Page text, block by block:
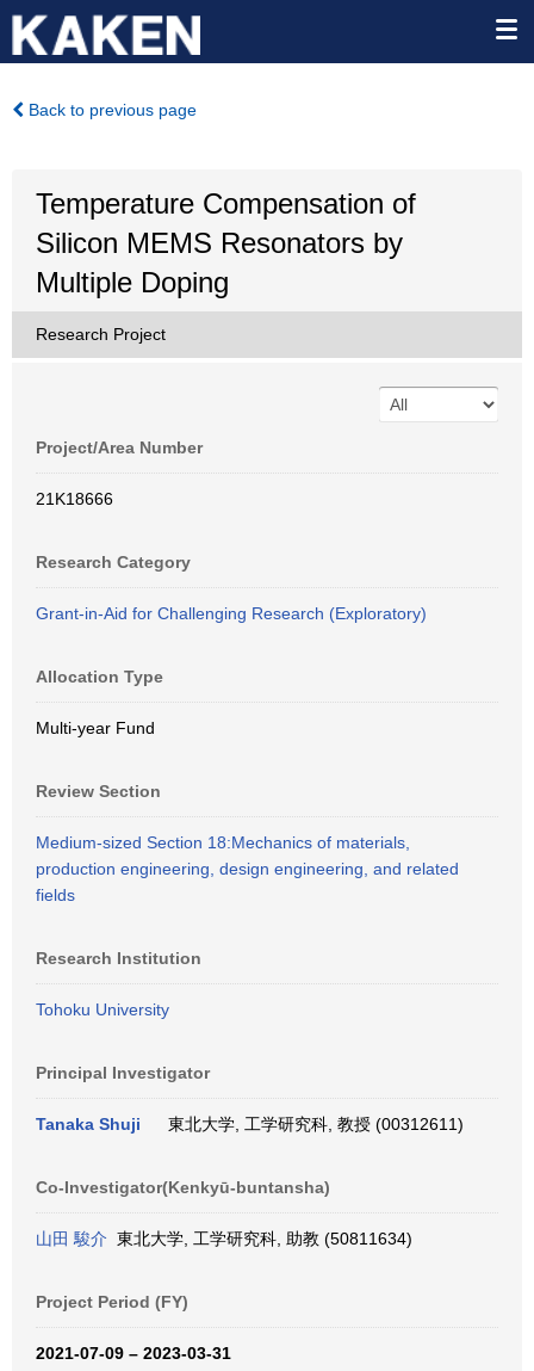
Back to previous page
Temperature Compensation of
Silicon MEMS Resonators by
Multiple Doping
Research Project
Project/Area Number
21K18666
Research Category
Grant-in-Aid for Challenging Research (Exploratory)
Allocation Type
Multi-year Fund
Review Section
Medium-sized Section 18:Mechanics of materials,
production engineering, design engineering, and related
fields
Research Institution
Tohoku University
Principal Investigator
Tanaka Shuji 東北大学, 工学研究科, 教授 (00312611)
Co-Investigator(Kenkyū-buntansha)
山田 駿介 東北大学, 工学研究科, 助教 (50811634)
Project Period (FY)
2021-07-09 – 2023-03-31